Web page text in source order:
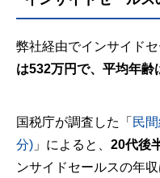
弊社経由でインサイド
は532万円で、平均年齢
国税庁が調査した「 民
分) 」によると、 20代後
ンサイドセールスの年